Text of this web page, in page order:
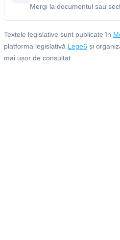
Mergi la documentul sau
Textele legislative sunt publicate în
platforma legislativă Lege6 și
mai ușor de consultat.